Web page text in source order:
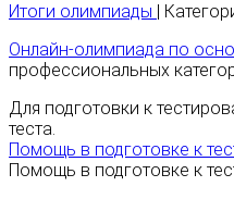
Итоги олимпиады
|
Онлайн-олимпиада по
профессиональных
Для подготовки к
теста.
Помощь в подготовке к
Помощь в подготовке к